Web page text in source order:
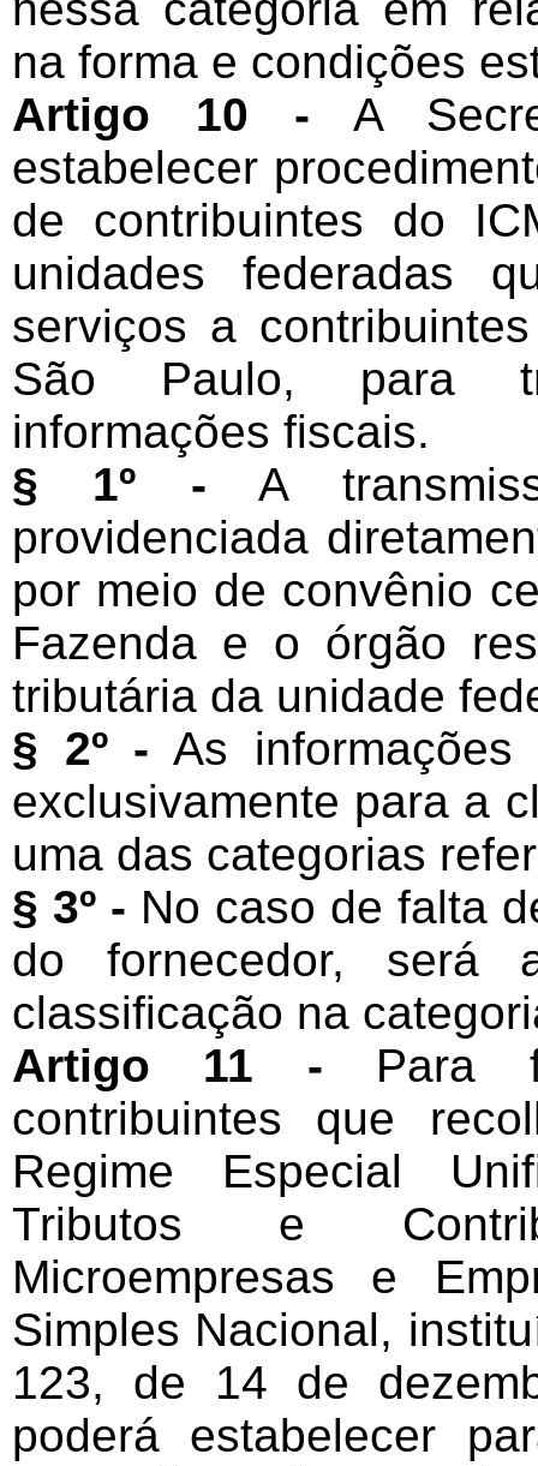
na forma e condições
Artigo 10 - A
estabelecer
de contribuintes do
unidades federadas
serviços a
São Paulo, para
informações fiscais.
§ 1º - A
providenciada
por meio de convênio
Fazenda e o órgão
tributária da unidade
§ 2º - As informações
exclusivamente para a
uma das categorias
§ 3º - No caso de falta
do fornecedor, será
classificação na
Artigo 11 - Para
contribuintes que
Regime Especial
Tributos e
Microempresas e
Simples Nacional,
123, de 14 de
poderá estabelecer